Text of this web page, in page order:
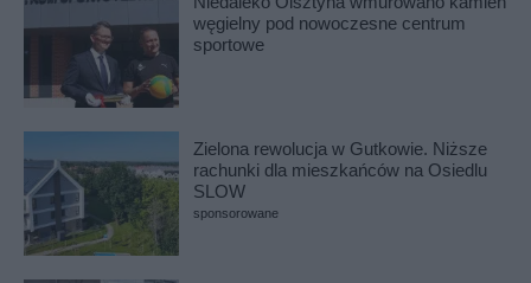
węgielny pod nowoczesne centrum
sportowe
Zielona rewolucja w Gutkowie. Niższe
rachunki dla mieszkańców na Osiedlu
SLOW
sponsorowane